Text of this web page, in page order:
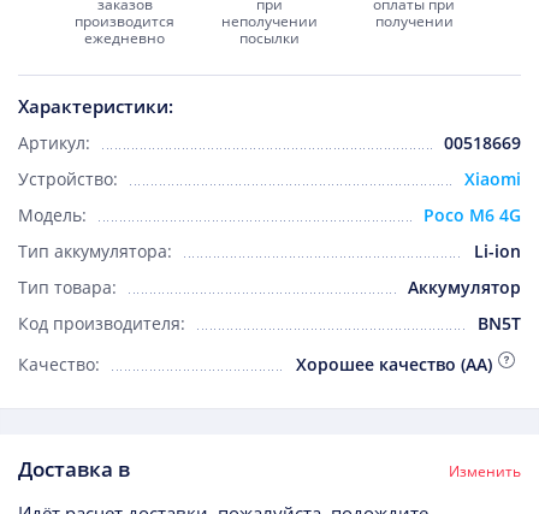
Характеристики:
Артикул:
00518669
Устройство:
Xiaomi
Модель:
Poco M6 4G
Тип аккумулятора:
Li-ion
Тип товара:
Аккумулятор
Код производителя:
BN5T
Качество:
Хорошее качество (AA)
Доставка в Изменить
заказов
производится
ежедневно
при
неполучении
посылки
оплаты при
получении